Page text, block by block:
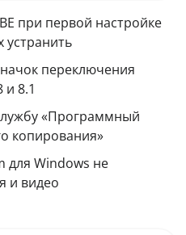
при первой настройке
устранить
переключения
и 8.1
«Программный
копирования»
для Windows не
и видео